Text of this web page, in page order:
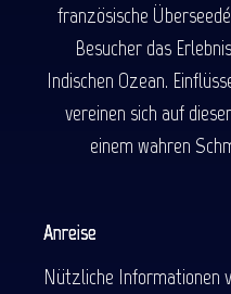
französische
Besucher das
Indischen Ozean.
vereinen sich auf
einem wahren
Anreise
Nützliche Informationen